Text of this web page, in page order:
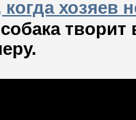
когда хозяев
творит